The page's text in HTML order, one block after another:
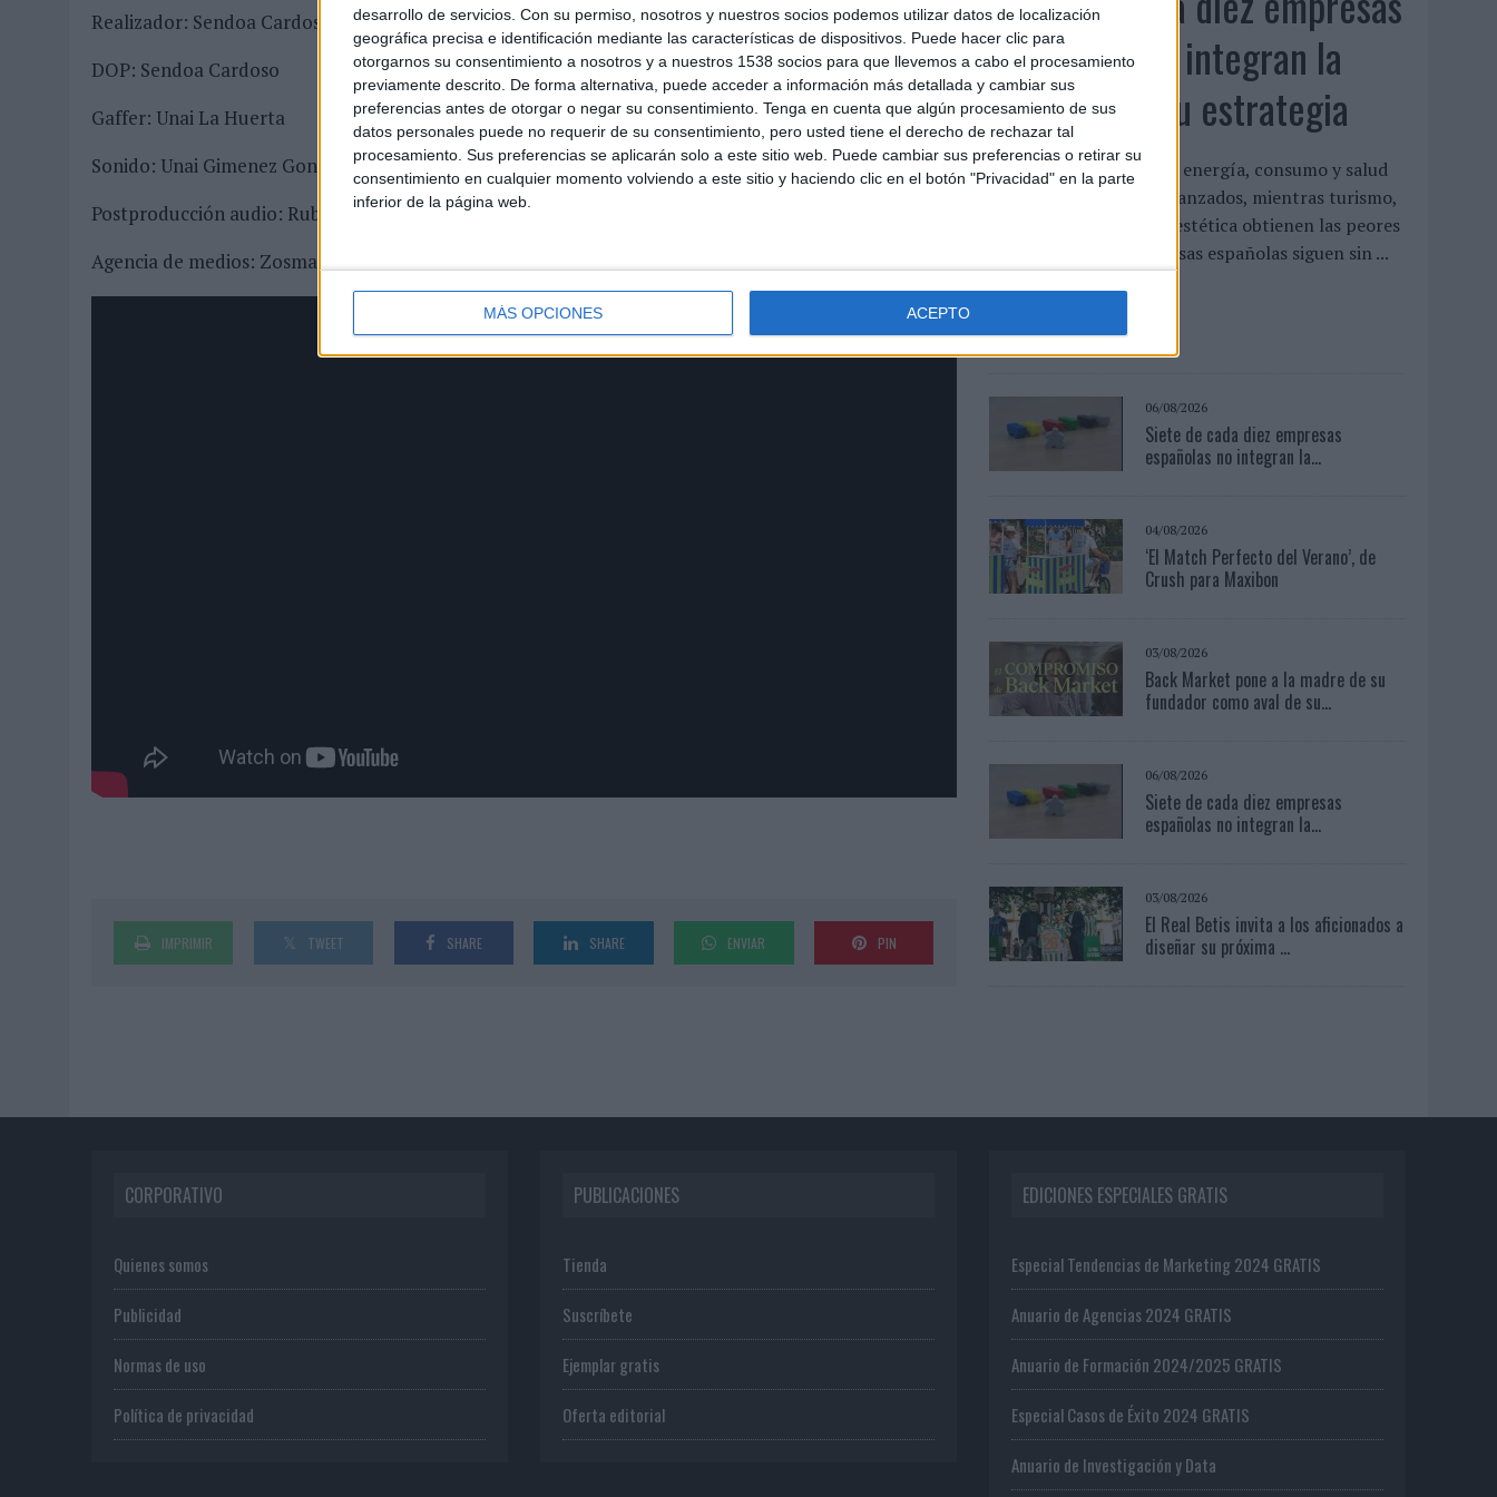
desarrollo de servicios. Con su permiso, nosotros y nuestros socios podemos utilizar datos de localización
geográfica precisa e identificación mediante las características de dispositivos. Puede hacer clic para
otorgarnos su consentimiento a nosotros y a nuestros 1538 socios para que llevemos a cabo el procesamiento
previamente descrito. De forma alternativa, puede acceder a información más detallada y cambiar sus
preferencias antes de otorgar o negar su consentimiento. Tenga en cuenta que algún procesamiento de sus
datos personales puede no requerir de su consentimiento, pero usted tiene el derecho de rechazar tal
procesamiento. Sus preferencias se aplicarán solo a este sitio web. Puede cambiar sus preferencias o retirar su
consentimiento en cualquier momento volviendo a este sitio y haciendo clic en el botón "Privacidad" en la parte
inferior de la página web.
MÁS OPCIONES ACEPTO
Realizador: Sendoa Cardoso
DOP: Sendoa Cardoso
Gaffer: Unai La Huerta
Sonido: Unai Gimenez Gonzalez
Postproducción audio: Rubén G. Mateos
Agencia de medios: Zosma Media
IMPRIMIR TWEET SHARE SHARE ENVIAR PIN
españolas no integran la
infancia en su estrategia
El estudio concluye que energía, consumo y salud
son los sectores más avanzados, mientras turismo,
tecnología y gaming o estética obtienen las peores
valoraciones Las empresas españolas siguen sin ...
06/08/2026
Siete de cada diez empresas
españolas no integran la...
04/08/2026
‘El Match Perfecto del Verano’, de
Crush para Maxibon
03/08/2026
Back Market pone a la madre de su
fundador como aval de su...
06/08/2026
Siete de cada diez empresas
españolas no integran la...
03/08/2026
El Real Betis invita a los aficionados a
diseñar su próxima ...
CORPORATIVO
Quienes somos
Publicidad
Normas de uso
Política de privacidad
PUBLICACIONES
Tienda
Suscríbete
Ejemplar gratis
Oferta editorial
EDICIONES ESPECIALES GRATIS
Especial Tendencias de Marketing 2024 GRATIS
Anuario de Agencias 2024 GRATIS
Anuario de Formación 2024/2025 GRATIS
Especial Casos de Éxito 2024 GRATIS
Anuario de Investigación y Data